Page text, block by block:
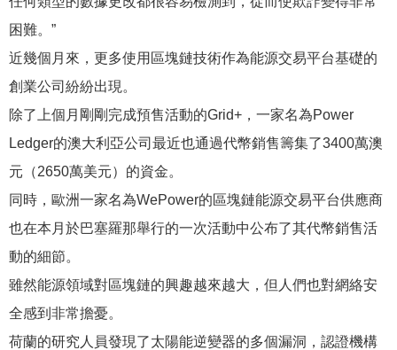
困難。”
近幾個月來，更多使用區塊鏈技術作為能源交易平台基礎的
創業公司紛紛出現。
除了上個月剛剛完成預售活動的Grid+，一家名為Power
Ledger的澳大利亞公司最近也通過代幣銷售籌集了3400萬澳
元（2650萬美元）的資金。
同時，歐洲一家名為WePower的區塊鏈能源交易平台供應商
也在本月於巴塞羅那舉行的一次活動中公布了其代幣銷售活
動的細節。
雖然能源領域對區塊鏈的興趣越來越大，但人們也對網絡安
全感到非常擔憂。
荷蘭的研究人員發現了太陽能逆變器的多個漏洞，認證機構